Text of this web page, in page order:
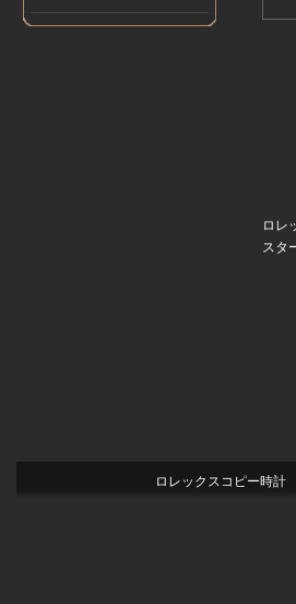
ロレ
スタ
ロレックスコピー時計